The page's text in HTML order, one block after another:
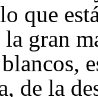
que
la gran
de la